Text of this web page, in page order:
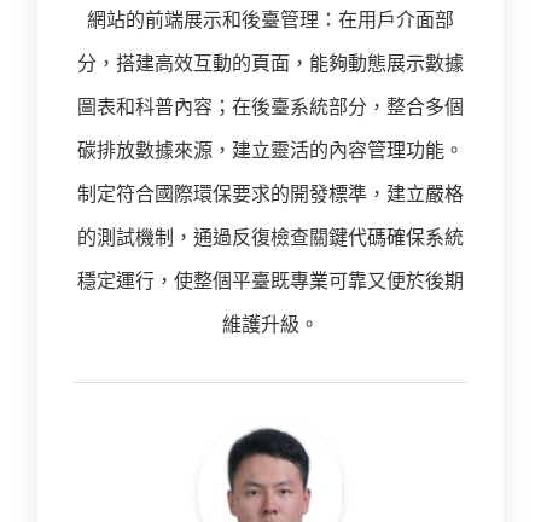
網站的前端展示和後臺管理：在用戶介面部
分，搭建高效互動的頁面，能夠動態展示數據
圖表和科普內容；在後臺系統部分，整合多個
碳排放數據來源，建立靈活的內容管理功能。
制定符合國際環保要求的開發標準，建立嚴格
的測試機制，通過反復檢查關鍵代碼確保系統
穩定運行，使整個平臺既專業可靠又便於後期
維護升級。